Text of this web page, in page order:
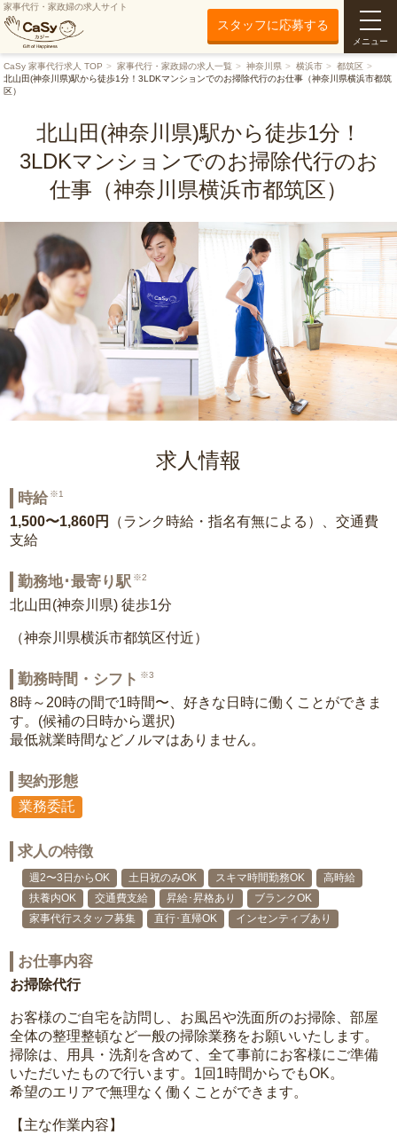
家事代行・家政婦の求人サイト
スタッフに応募する
メニュー
CaSy 家事代行求人 TOP 家事代行・家政婦の求人一覧 神奈川県 横浜市
都筑区
北山田(神奈川県)駅から徒歩1分！3LDKマンションでのお掃除代行のお仕事（神奈川県横浜市都筑
区）
北山田(神奈川県)駅から徒歩1分！
3LDKマンションでのお掃除代行のお
仕事（神奈川県横浜市都筑区）
求人情報
時給 ※1
1,500〜1,860円
（ランク時給・指名有無による）、交通費
支給
勤務地･最寄り駅 ※2
北山田(神奈川県) 徒歩1分
（神奈川県横浜市都筑区付近）
勤務時間・シフト ※3
8時～20時の間で1時間〜、好きな日時に働くことができま
す。(候補の日時から選択)
最低就業時間などノルマはありません。
契約形態
業務委託
求人の特徴
週2〜3日からOK 土日祝のみOK スキマ時間勤務OK
高時給
扶養内OK
交通費支給 昇給･昇格あり
ブランクOK
家事代行スタッフ募集
直行･直帰OK インセンティブあり
お仕事内容
お掃除代行
お客様のご自宅を訪問し、お風呂や洗面所のお掃除、部屋
全体の整理整頓など一般の掃除業務をお願いいたします。
掃除は、用具・洗剤を含めて、全て事前にお客様にご準備
いただいたもので行います。1回1時間からでもOK。
希望のエリアで無理なく働くことができます。
【主な作業内容】